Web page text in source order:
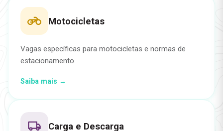
Motocicletas
Vagas específicas para motocicletas e normas de
estacionamento.
Saiba mais →
Carga e Descarga